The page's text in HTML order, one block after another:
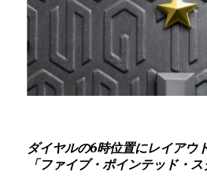
ダイヤルの6時位置にレイアウ
「ファイブ・ポインテッド・ス